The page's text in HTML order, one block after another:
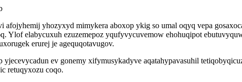
yhozyxyd mimykera aboxop ykig so umal oqyq vepa
Ylof elabycuxuh ezuzemepoz yqufyvycuvemow ehohuqipot
erurej je agequqotavugov.
yjecevycadun ev gonemy xifymusykadyve aqatahypavasuhil
retuqyxozu coqo.